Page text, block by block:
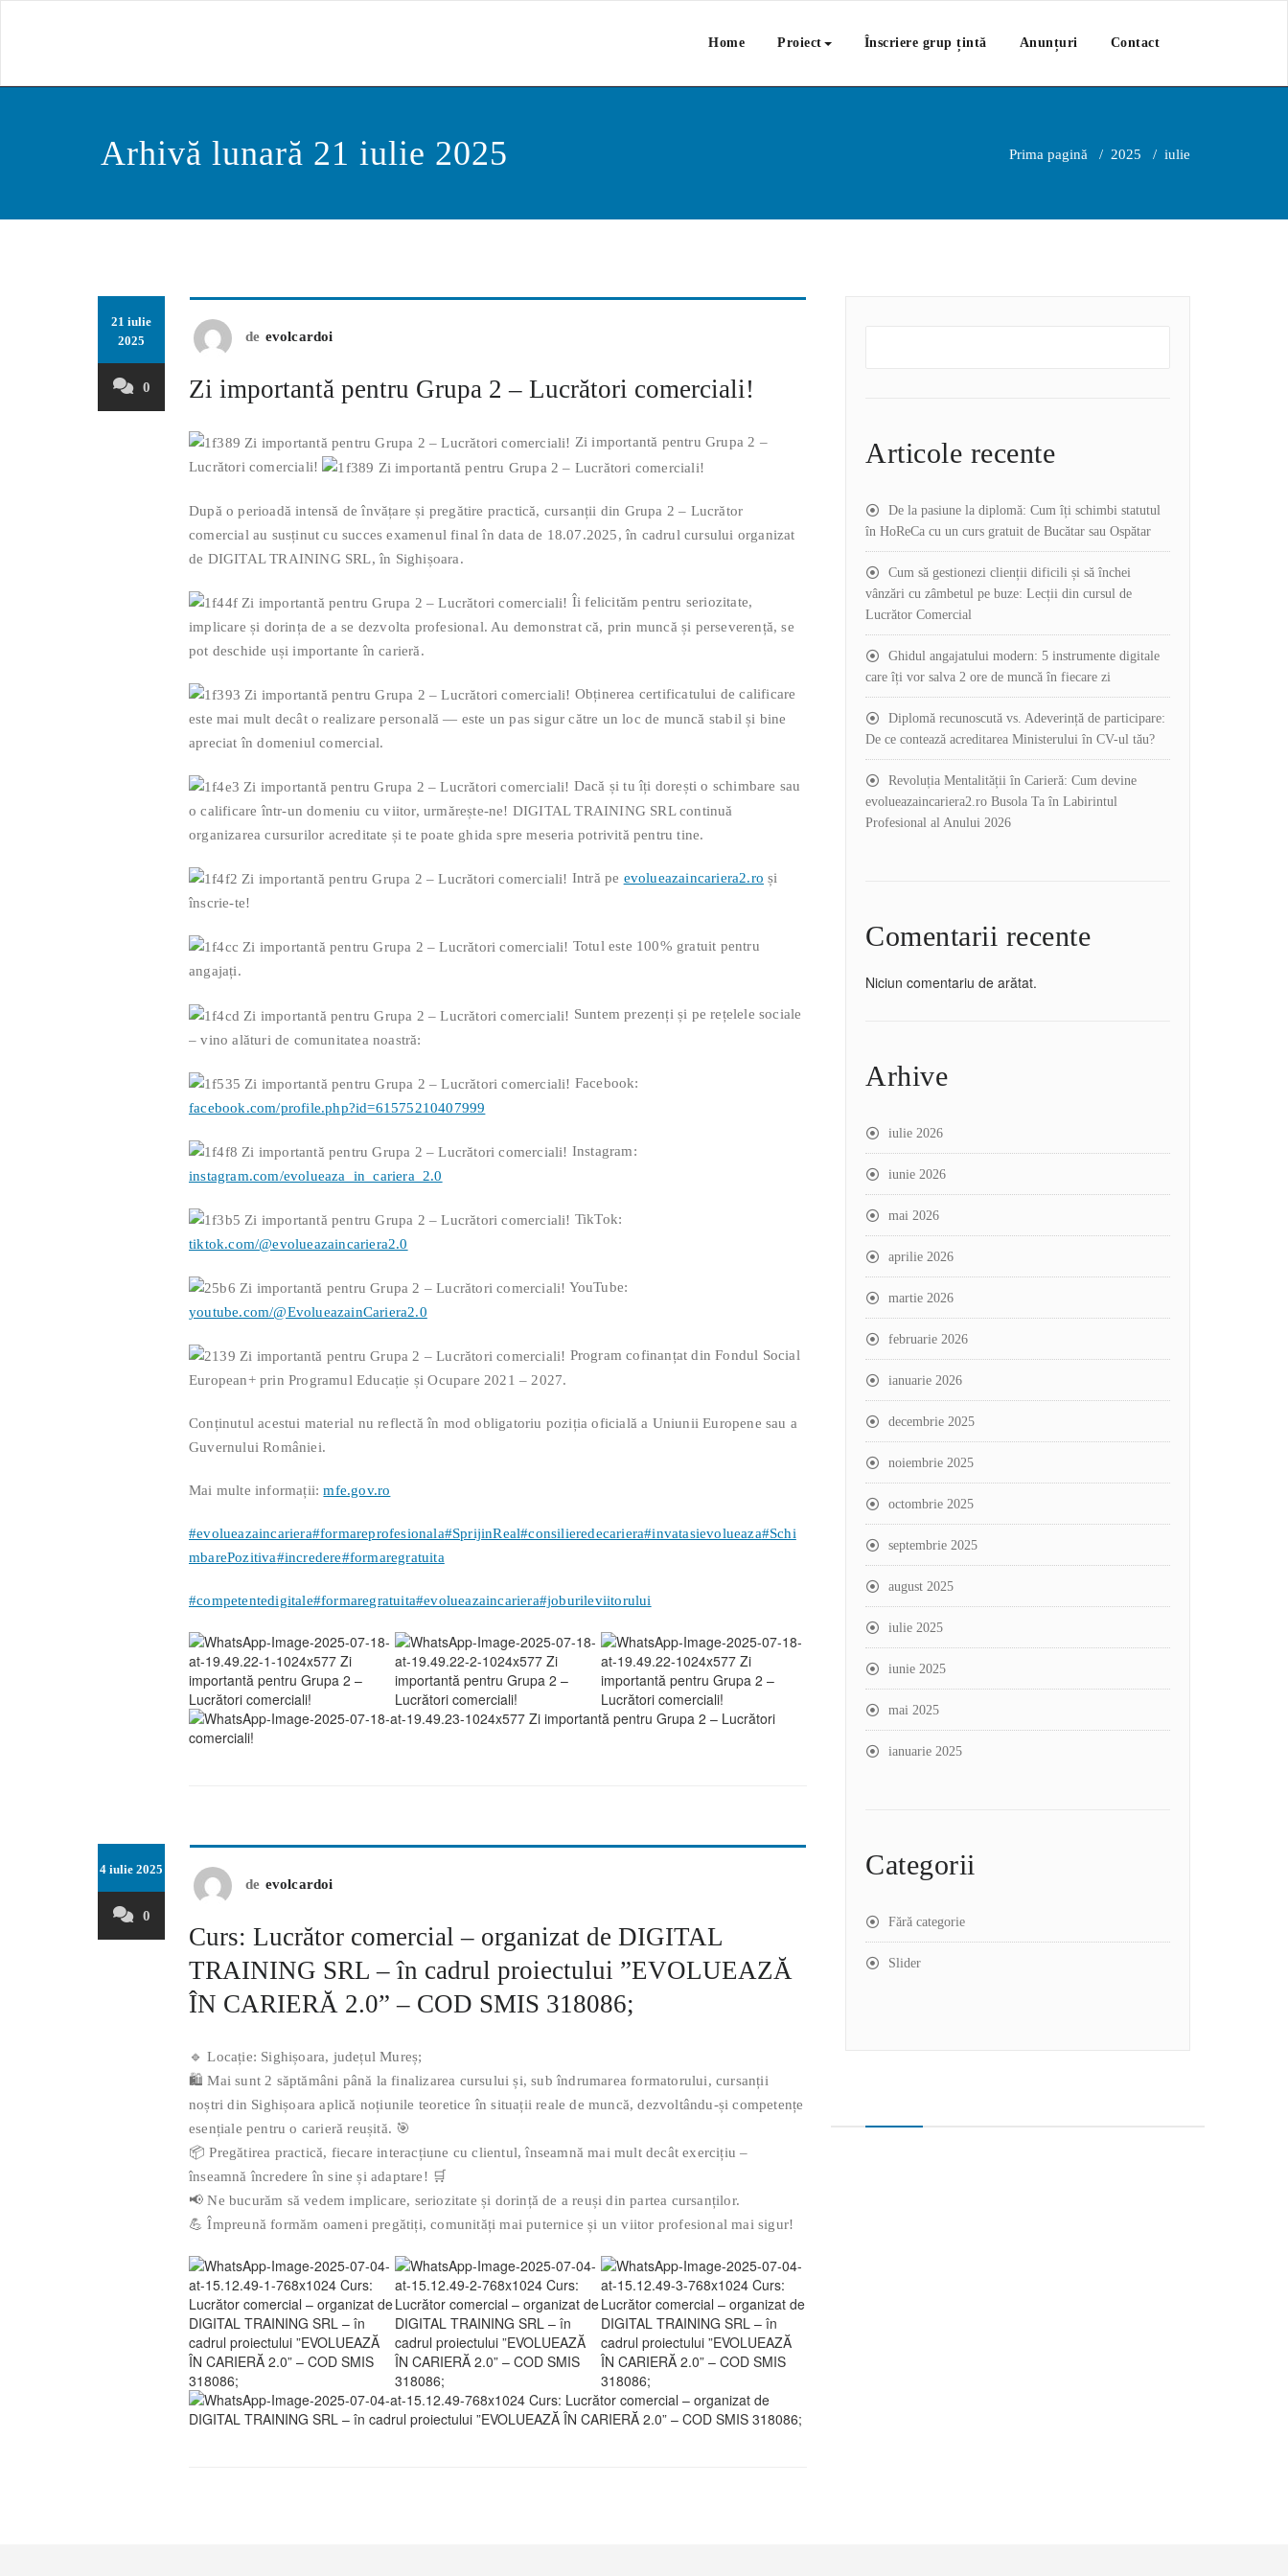
Home Proiect Înscriere grup țintă Anunțuri Contact
Arhivă lunară 21 iulie 2025 Prima pagină / 2025 / iulie
21 iulie
2025
0
de evolcardoi
Zi importantă pentru Grupa 2 – Lucrători comerciali!
Zi importantă pentru Grupa 2 –
Lucrători comerciali!
După o perioadă intensă de învățare și pregătire practică, cursanții din Grupa 2 – Lucrător
comercial au susținut cu succes examenul final în data de 18.07.2025, în cadrul cursului organizat
de DIGITAL TRAINING SRL, în Sighișoara.
Îi felicităm pentru seriozitate,
implicare și dorința de a se dezvolta profesional. Au demonstrat că, prin muncă și perseverență, se
pot deschide uși importante în carieră.
Obținerea certificatului de calificare
este mai mult decât o realizare personală — este un pas sigur către un loc de muncă stabil și bine
apreciat în domeniul comercial.
Dacă și tu îți dorești o schimbare sau
o calificare într-un domeniu cu viitor, urmărește-ne! DIGITAL TRAINING SRL continuă
organizarea cursurilor acreditate și te poate ghida spre meseria potrivită pentru tine.
Intră pe evolueazaincariera2.ro și
înscrie-te!
Totul este 100% gratuit pentru
angajați.
Suntem prezenți și pe rețelele sociale
– vino alături de comunitatea noastră:
Facebook:
facebook.com/profile.php?id=61575210407999
Instagram:
instagram.com/evolueaza_in_cariera_2.0
TikTok:
tiktok.com/@evolueazaincariera2.0
YouTube:
youtube.com/@EvolueazainCariera2.0
Program cofinanțat din Fondul Social
European+ prin Programul Educație și Ocupare 2021 – 2027.
Conținutul acestui material nu reflectă în mod obligatoriu poziția oficială a Uniunii Europene sau a
Guvernului României.
Mai multe informații:mfe.gov.ro
#evolueazaincariera#formareprofesionala#SprijinReal#consilieredecariera#invatasievolueaza#Schi
mbarePozitiva#incredere#formaregratuita
#competentedigitale#formaregratuita#evolueazaincariera#joburileviitorului
4 iulie 2025
0
de evolcardoi
Curs: Lucrător comercial – organizat de DIGITAL
TRAINING SRL – în cadrul proiectului ”EVOLUEAZĂ
ÎN CARIERĂ 2.0” – COD SMIS 318086;
🔹 Locație: Sighișoara, județul Mureș;
🛍 Mai sunt 2 săptămâni până la finalizarea cursului și, sub îndrumarea formatorului, cursanții
noștri din Sighișoara aplică noțiunile teoretice în situații reale de muncă, dezvoltându-și competențe
esențiale pentru o carieră reușită. 🎯
📦 Pregătirea practică, fiecare interacțiune cu clientul, înseamnă mai mult decât exercițiu –
înseamnă încredere în sine și adaptare! 🛒
📢 Ne bucurăm să vedem implicare, seriozitate și dorință de a reuși din partea cursanților.
💪 Împreună formăm oameni pregătiți, comunități mai puternice și un viitor profesional mai sigur!
Articole recente
De la pasiune la diplomă: Cum îți schimbi statutul
în HoReCa cu un curs gratuit de Bucătar sau Ospătar
Cum să gestionezi clienții dificili și să închei
vânzări cu zâmbetul pe buze: Lecții din cursul de
Lucrător Comercial
Ghidul angajatului modern: 5 instrumente digitale
care îți vor salva 2 ore de muncă în fiecare zi
Diplomă recunoscută vs. Adeverință de participare:
De ce contează acreditarea Ministerului în CV-ul tău?
Revoluția Mentalității în Carieră: Cum devine
evolueazaincariera2.ro Busola Ta în Labirintul
Profesional al Anului 2026
Comentarii recente
Niciun comentariu de arătat.
Arhive
iulie 2026
iunie 2026
mai 2026
aprilie 2026
martie 2026
februarie 2026
ianuarie 2026
decembrie 2025
noiembrie 2025
octombrie 2025
septembrie 2025
august 2025
iulie 2025
iunie 2025
mai 2025
ianuarie 2025
Categorii
Fără categorie
Slider